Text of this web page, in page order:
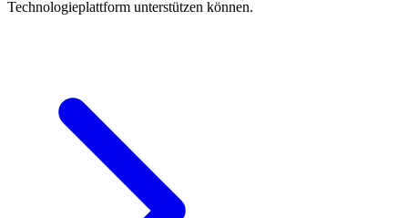
Technologieplattform unterstützen können.